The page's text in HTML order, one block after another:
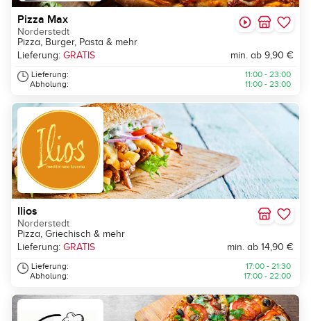
Pizza Max
Norderstedt
Pizza, Burger, Pasta & mehr
Lieferung: GRATIS min. ab 9,90 €
Lieferung:
Abholung:
11:00 - 23:00
11:00 - 23:00
Ilios
Norderstedt
Pizza, Griechisch & mehr
Lieferung: GRATIS min. ab 14,90 €
Lieferung:
Abholung:
17:00 - 21:30
17:00 - 22:00